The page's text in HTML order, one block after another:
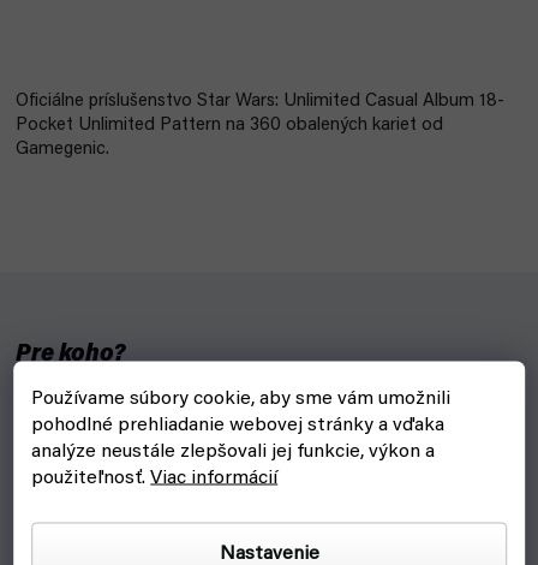
Používame súbory cookie, aby sme vám umožnili
pohodlné prehliadanie webovej stránky a vďaka
analýze neustále zlepšovali jej funkcie, výkon a
použiteľnosť.Viac informácií
Nastavenie
Oficiálne príslušenstvo Star Wars: Unlimited Casual Album 18-
Pocket Unlimited Pattern na 360 obalených kariet od
Gamegenic.
Pre koho?
Pre hráčov a zberateľov kariet Star Wars Unlimited.
Prečo?
Star Wars: Unlimited Casual Album 18-Pocket od Gamegenic
Vkladanie kariet je typu sideloading.